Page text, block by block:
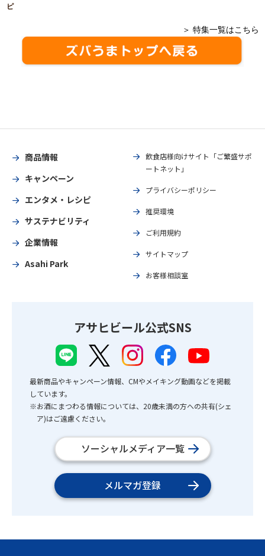
ピ
＞ 特集一覧はこちら
商品情報
キャンペーン
エンタメ・レシピ
サステナビリティ
企業情報
Asahi Park
飲食店様向けサイト「ご繁盛サポ
ートネット」
プライバシーポリシー
推奨環境
ご利用規約
サイトマップ
お客様相談室
アサヒビール公式SNS
最新商品やキャンペーン情報、CMやメイキング動画などを掲載
しています。
※お酒にまつわる情報については、20歳未満の方への共有(シェ
ア)はご遠慮ください。
ソーシャルメディア一覧
メルマガ登録